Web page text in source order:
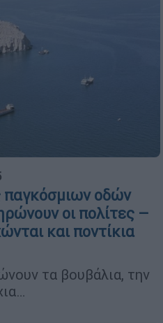
παγκόσμιων οδών
οι πολίτες –
και ποντίκια
τα βουβάλια, την